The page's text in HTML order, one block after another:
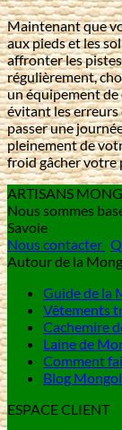
Maintenant que
aux pieds et les
affronter les
régulièrement,
un équipement de
évitant les erreurs
passer une
pleinement de
froid gâcher votre
ARTISANS
Nous sommes
Savoie
Nous contacter
Autour de la
Guide de la
Vêtements
Cachemire
Laine de
Comment
Blog
ESPACE CLIENT